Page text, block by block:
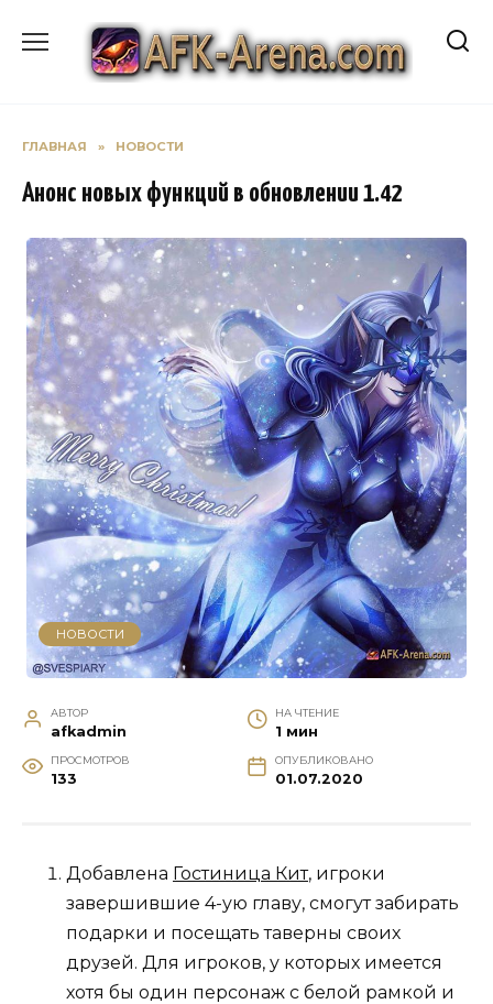
содержанию
ГЛАВНАЯ » НОВОСТИ
Анонс новых функций в обновлении 1.42
НОВОСТИ
АВТОР
afkadmin
НА ЧТЕНИЕ
1 мин
ПРОСМОТРОВ
133
ОПУБЛИКОВАНО
01.07.2020
Добавлена Гостиница Кит, игроки
завершившие 4-ую главу, смогут забирать
подарки и посещать таверны своих
друзей. Для игроков, у которых имеется
хотя бы один персонаж с белой рамкой и